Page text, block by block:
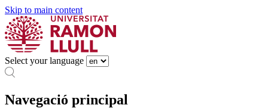
Skip to main content
Select your language
Navegació principal